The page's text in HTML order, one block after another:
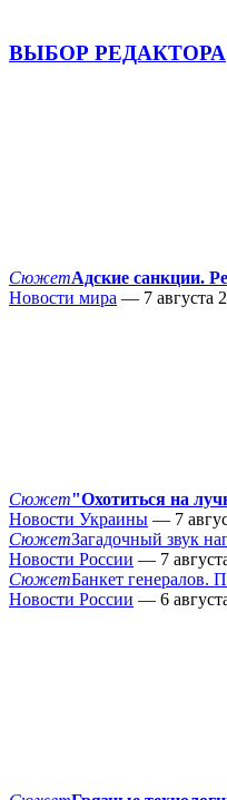
ВЫБОР РЕДАКТОРА
СюжетАдские санкции.
Новости мира — 7 августа
Сюжет"Охотиться на
Новости Украины — 7
СюжетЗагадочный звук
Новости России — 7
СюжетБанкет генералов.
Новости России — 6